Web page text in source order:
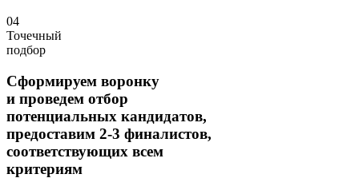
04
Точечный
подбор
Сформируем воронку
и проведем отбор
потенциальных кандидатов,
предоставим 2-3 финалистов,
соответствующих всем
критериям